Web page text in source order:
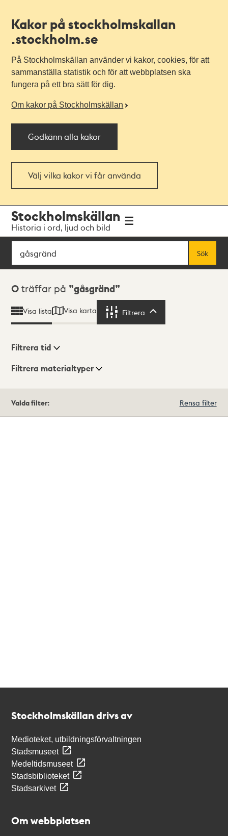
Kakor på stockholmskallan
.stockholm.se
På Stockholmskällan använder vi kakor, cookies, för att
sammanställa statistik och för att webbplatsen ska
fungera på ett bra sätt för dig.
Om kakor på Stockholmskällan
Godkänn alla kakor
Välj vilka kakor vi får använda
navigationen
huvudinnehållet
Stockholmskällan
Historia i ord, ljud och bild
Sök
Sök
Sökresultat
0 träffar på gåsgränd
Visa lista Visa karta Filtrera
Visningsläge
Filtrera tid
Filtrera materialtyper
träffar
Valda filter: Rensa filter
Stockholmskällan drivs av
Medioteket, utbildningsförvaltningen
Stadsmuseet
Medeltidsmuseet
Stadsbiblioteket
Stadsarkivet
Om webbplatsen